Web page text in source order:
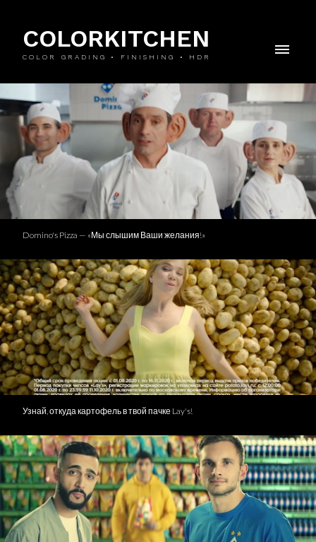
COLORKITCHEN
COLOR GRADING • FINISHING • HDR
Domino's Pizza — «Мы слышим Ваши желания!»
Узнай, откуда картофель в твой пачке Lay's!